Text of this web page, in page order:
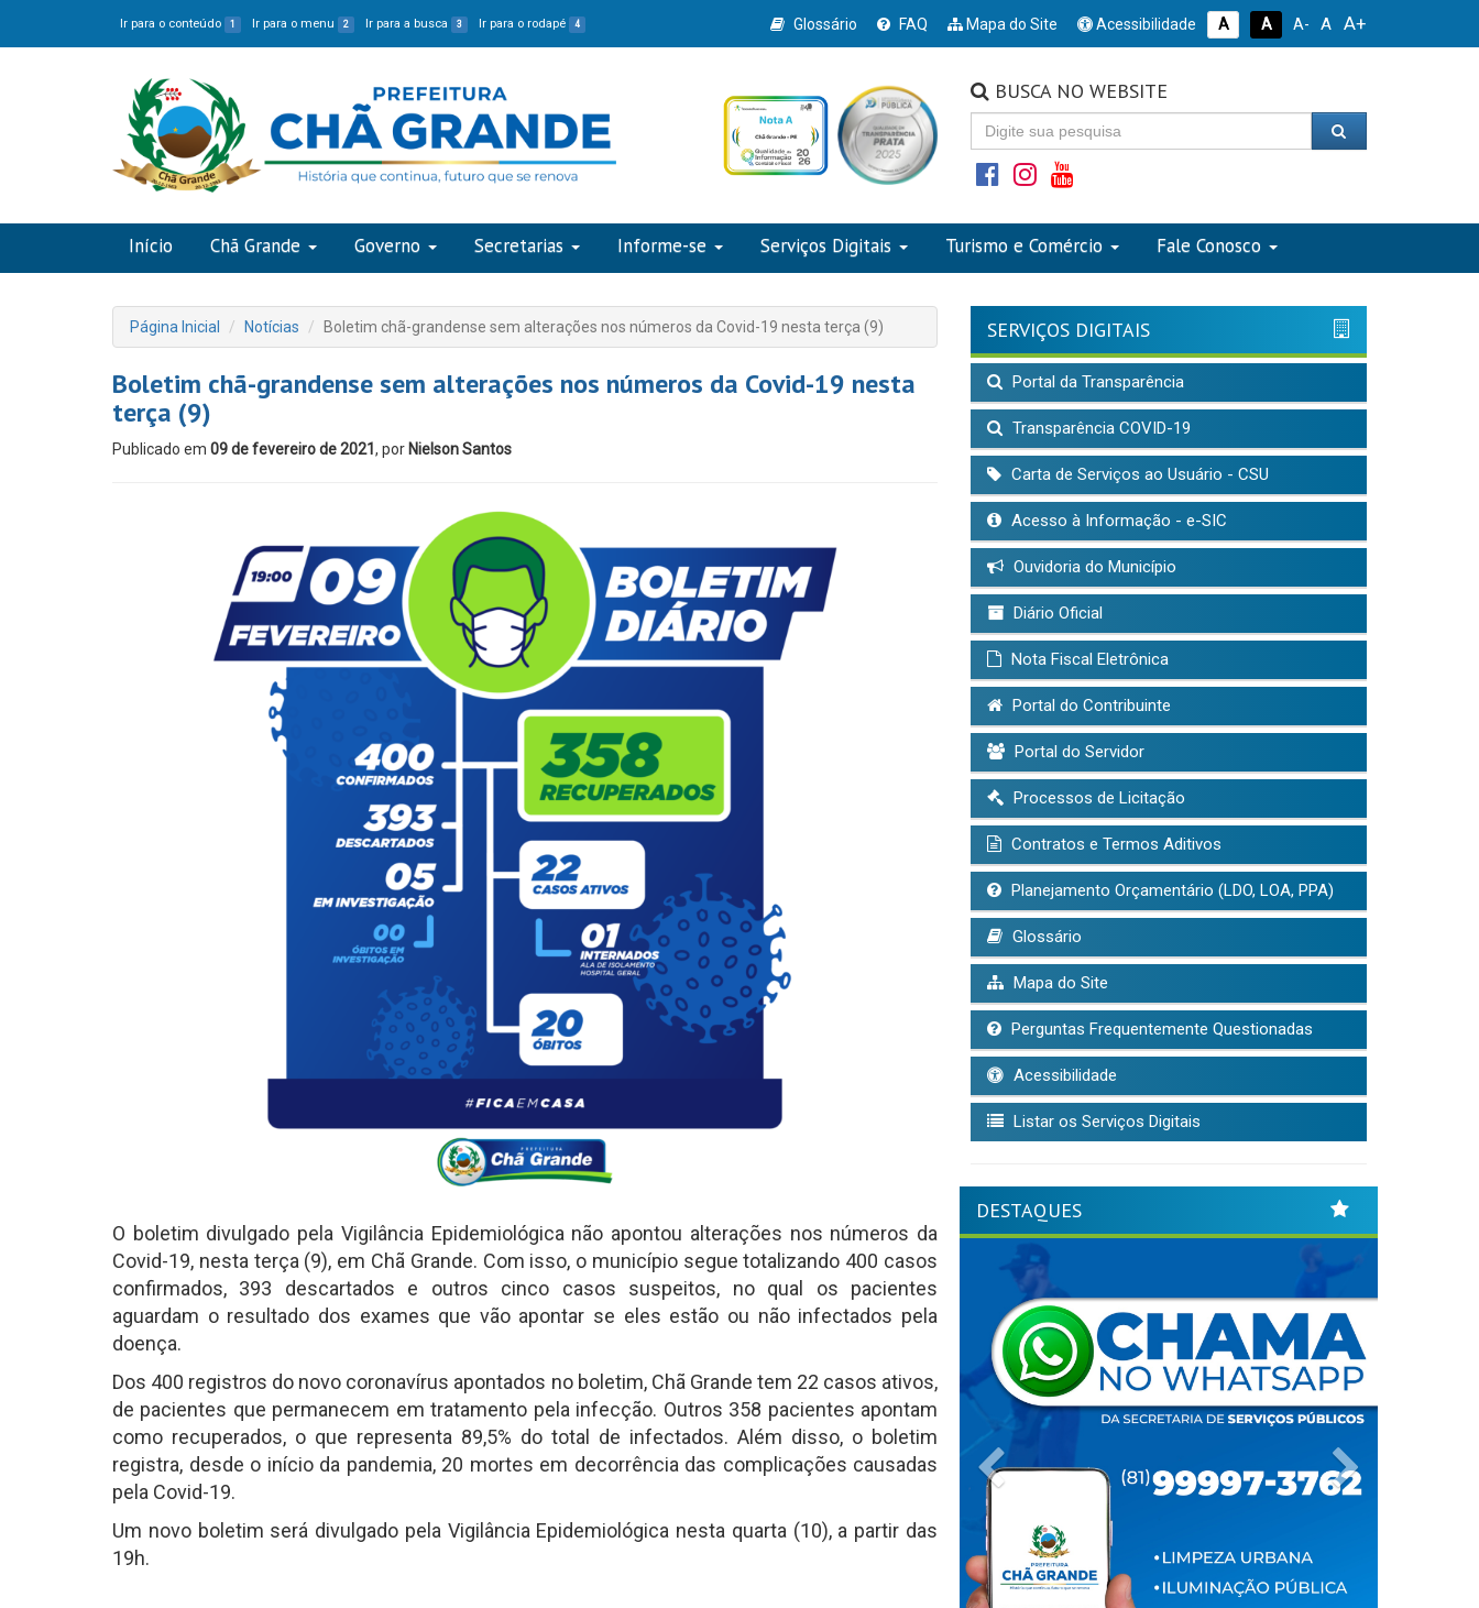
Ir para o conteúdo 1 Ir para o menu 2 Ir para a busca 3 Ir para o rodapé 4 Glossário FAQ Mapa do Site Acessibilidade A A A- A A+
BUSCA NO WEBSITE
Início Chã Grande Governo Secretarias Informe-se Serviços Digitais Turismo e Comércio Fale Conosco
Página Inicial Notícias Boletim chã-grandense sem alterações nos números da Covid-19 nesta terça (9)
Boletim chã-grandense sem alterações nos números da Covid-19 nesta
terça (9)
Publicado em 09 de fevereiro de 2021 , por Nielson Santos
O boletim divulgado pela Vigilância Epidemiológica não apontou alterações nos números da
Covid-19, nesta terça (9), em Chã Grande. Com isso, o município segue totalizando 400 casos
confirmados, 393 descartados e outros cinco casos suspeitos, no qual os pacientes
aguardam o resultado dos exames que vão apontar se eles estão ou não infectados pela
doença.
Dos 400 registros do novo coronavírus apontados no boletim, Chã Grande tem 22 casos ativos,
de pacientes que permanecem em tratamento pela infecção. Outros 358 pacientes apontam
como recuperados, o que representa 89,5% do total de infectados. Além disso, o boletim
registra, desde o início da pandemia, 20 mortes em decorrência das complicações causadas
pela Covid-19.
Um novo boletim será divulgado pela Vigilância Epidemiológica nesta quarta (10), a partir das
19h.
SERVIÇOS DIGITAIS
Portal da Transparência
Transparência COVID-19
Carta de Serviços ao Usuário - CSU
Acesso à Informação - e-SIC
Ouvidoria do Município
Diário Oficial
Nota Fiscal Eletrônica
Portal do Contribuinte
Portal do Servidor
Processos de Licitação
Contratos e Termos Aditivos
Planejamento Orçamentário (LDO, LOA, PPA)
Glossário
Mapa do Site
Perguntas Frequentemente Questionadas
Acessibilidade
Listar os Serviços Digitais
DESTAQUES
Previous